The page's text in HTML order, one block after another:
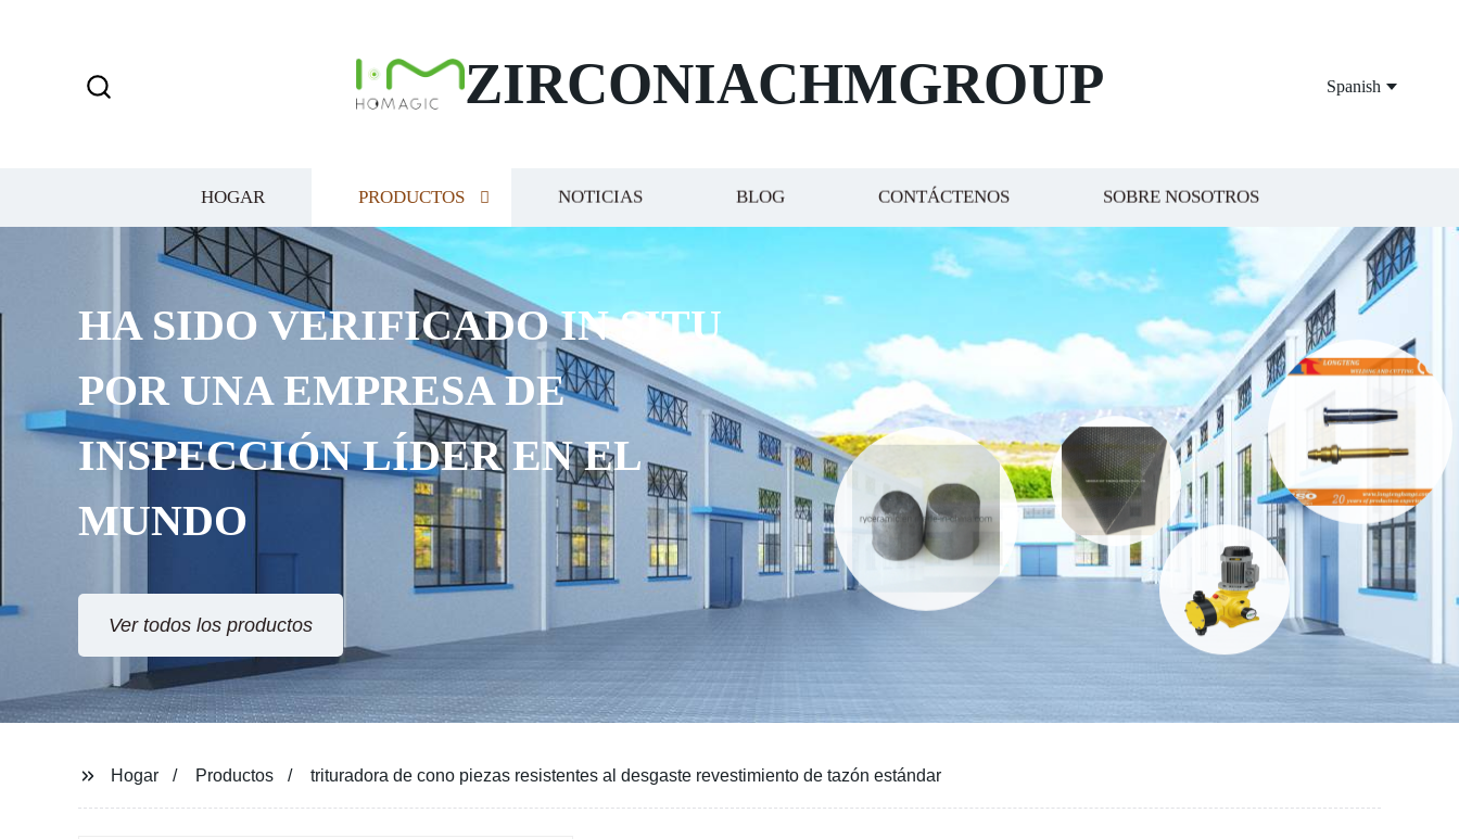
ZIRCONIACHMGROUP Spanish
HOGAR PRODUCTOS NOTICIAS BLOG CONTÁCTENOS SOBRE NOSOTROS
HA SIDO VERIFICADO IN SITU
POR UNA EMPRESA DE
INSPECCIÓN LÍDER EN EL
MUNDO
Ver todos los productos
Hogar Productos trituradora de cono piezas resistentes al desgaste revestimiento de tazón estándar